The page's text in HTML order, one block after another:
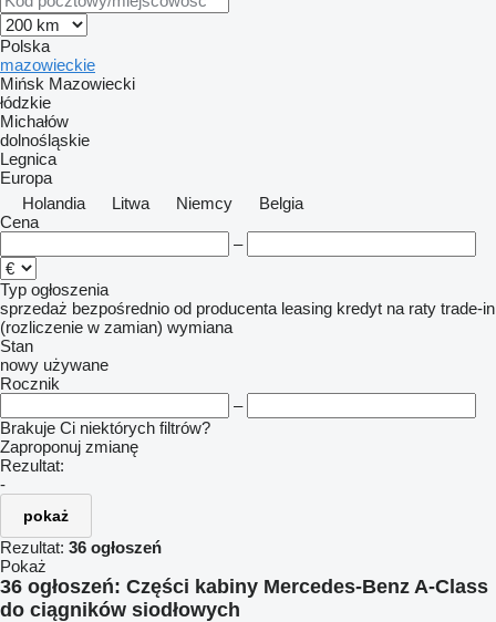
Polska
mazowieckie
Mińsk Mazowiecki
łódzkie
Michałów
dolnośląskie
Legnica
Europa
Holandia
Litwa Niemcy
Belgia
Cena
–
Typ ogłoszenia
sprzedaż bezpośrednio od producenta leasing kredyt na raty trade-in
(rozliczenie w zamian) wymiana
Stan
nowy używane
Rocznik
–
Brakuje Ci niektórych filtrów?
Zaproponuj zmianę
Rezultat:
-
pokaż
Rezultat: 36 ogłoszeń
Pokaż
36 ogłoszeń: Części kabiny Mercedes-Benz A-Class
do ciągników siodłowych